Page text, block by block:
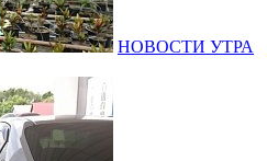
НОВОСТИ УТРА